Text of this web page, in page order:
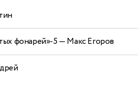
фонарей»-5— Макс Егоров